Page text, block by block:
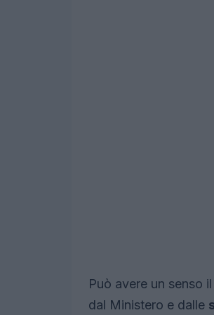
Può avere un senso
dal Ministero e dalle